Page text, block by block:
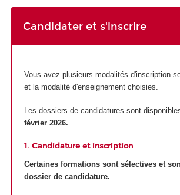
Candidater et s'inscrire
Vous avez plusieurs modalités d'inscription
et la modalité d'enseignement choisies.
Les dossiers de candidatures sont
février 2026.
1. Candidature et inscription
Certaines formations sont sélectives et
dossier de candidature.